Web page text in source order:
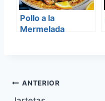
Pollo a la
Mermelada
Navegación
ANTERIOR